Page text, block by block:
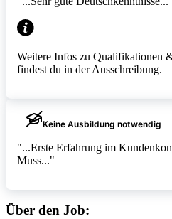
Weitere Infos zu Qualifikationen
findest du in der Ausschreibung.
Keine Ausbildung notwendig
"...Erste Erfahrung im
Muss..."
Über den Job: